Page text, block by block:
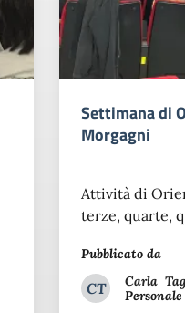
Settimana di
Morgagni
Attività di
terze, quarte,
Pubblicato da
CT
Carla
Carla